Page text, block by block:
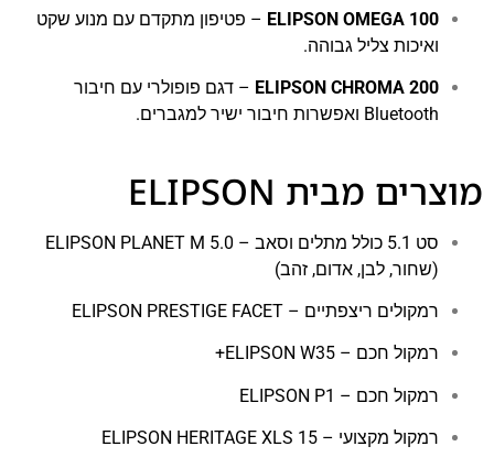
ELIPSON OMEGA 100 – פטיפון מתקדם עם מנוע שקט
ואיכות צליל גבוהה.
ELIPSON CHROMA 200 – דגם פופולרי עם חיבור
Bluetooth ואפשרות חיבור ישיר למגברים.
מוצרים מבית ELIPSON
סט 5.1 כולל מתלים וסאב – ELIPSON PLANET M 5.0
(שחור, לבן, אדום, זהב)
רמקולים ריצפתיים – ELIPSON PRESTIGE FACET
רמקול חכם – ELIPSON W35+
רמקול חכם – ELIPSON P1
רמקול מקצועי – ELIPSON HERITAGE XLS 15